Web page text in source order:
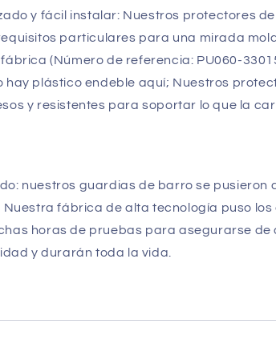
y fácil instalar: Nuestros protectores
particulares para una mirada
(Número de referencia: PU060-
hay plástico endeble aquí; Nuestros
y resistentes para soportar lo que la
nuestros guardias de barro se pusieron
Nuestra fábrica de alta tecnología puso
horas de pruebas para asegurarse de
y durarán toda la vida.